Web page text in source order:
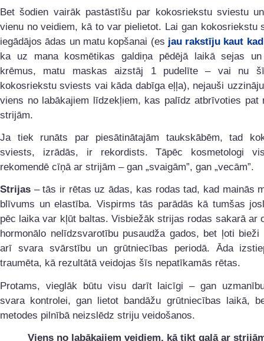
Bet šodien vairāk pastāstīšu par kokosriekstu sviestu
vienu no veidiem, kā to var pielietot. Lai gan kokosriekstu
iegādājos ādas un matu kopšanai (es jau rakstīju kaut
ka uz mana kosmētikas galdiņa pēdējā laikā sejas un
krēmus, matu maskas aizstāj 1 pudelīte – vai nu
kokosriekstu sviests vai kāda dabīga eļļa), nejauši
viens no labākajiem līdzekļiem, kas palīdz atbrīvoties pat
strijām.
Ja tiek runāts par piesātinātajām taukskābēm, tad
sviests, izrādās, ir rekordists. Tāpēc kosmetologi
rekomendē cīņā ar strijām – gan „svaigām”, gan „vecām”.
Strijas – tās ir rētas uz ādas, kas rodas tad, kad mainās
blīvums un elastība. Vispirms tās parādās kā tumšas
pēc laika var kļūt baltas. Visbiežāk strijas rodas sakarā ar
hormonālo nelīdzsvarotību pusaudža gados, bet ļoti bieži
arī svara svārstību un grūtniecības periodā. Āda
traumēta, kā rezultātā veidojas šīs nepatīkamās rētas.
Protams, vieglāk būtu visu darīt laicīgi – gan
svara kontrolei, gan lietot bandāžu grūtniecības laikā,
metodes pilnībā neizslēdz striju veidošanos.
Viens no labākajiem veidiem, kā tikt galā ar